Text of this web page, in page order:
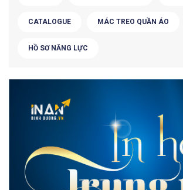
CATALOGUE MÁC TREO QUẦN ÁO
HỒ SƠ NĂNG LỰC